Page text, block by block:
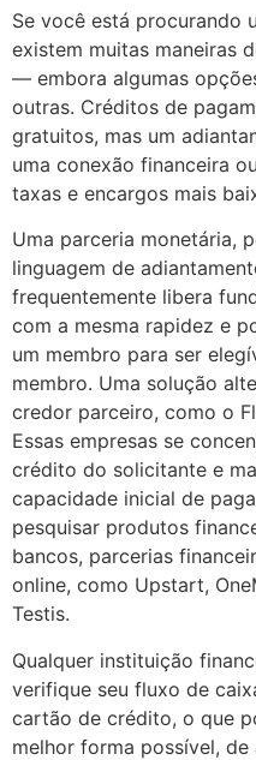
Se você está procurando
existem muitas maneiras
— embora algumas
outras. Créditos de
gratuitos, mas um
uma conexão financeira
taxas e encargos mais
Uma parceria monetária,
linguagem de
frequentemente libera
com a mesma rapidez e
um membro para ser
membro. Uma solução
credor parceiro, como o
Essas empresas se
crédito do solicitante e
capacidade inicial de
pesquisar produtos
bancos, parcerias
online, como Upstart,
Testis.
Qualquer instituição
verifique seu fluxo de
cartão de crédito, o que
melhor forma possível,